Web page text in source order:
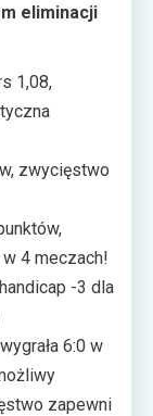
eliminacji
1,08,
zwycięstwo
4 meczach!
-3 dla
6:0 w
zapewni